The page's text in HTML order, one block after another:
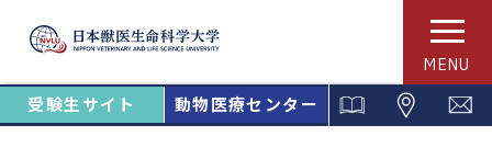
MENU
受験生サイト 動物医療センター